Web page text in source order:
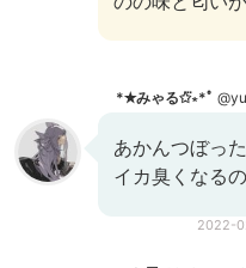
*✭みゃる✩⃛∗*ﾟ
あかんつぼっ
イカ臭くなる
2022-